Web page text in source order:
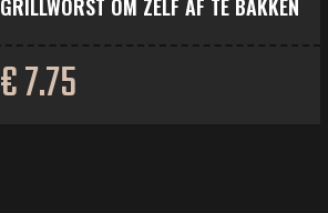
GRILLWORST OM ZELF AF TE BAKKEN
€ 7.75